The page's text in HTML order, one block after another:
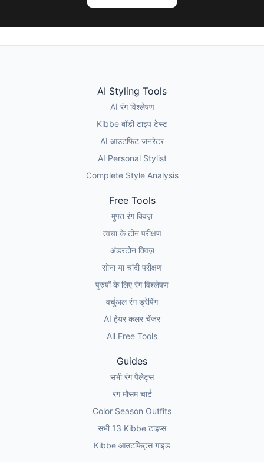
AI Styling Tools
AI रंग विश्लेषण
Kibbe बॉडी टाइप टेस्ट
AI आउटफिट जनरेटर
AI Personal Stylist
Complete Style Analysis
Free Tools
मुफ्त रंग क्विज़
त्वचा के टोन परीक्षण
अंडरटोन क्विज़
सोना या चांदी परीक्षण
पुरुषों के लिए रंग विश्लेषण
वर्चुअल रंग ड्रेपिंग
AI हेयर कलर चेंजर
All Free Tools
Guides
सभी रंग पैलेट्स
रंग मौसम चार्ट
Color Season Outfits
सभी 13 Kibbe टाइप्स
Kibbe आउटफिट्स गाइड